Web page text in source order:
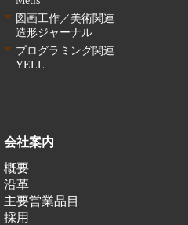
図画工作／美術関連
造形ジャーナル
プログラミング関連
YELL
会社案内
概要
沿革
主要営業品目
採用